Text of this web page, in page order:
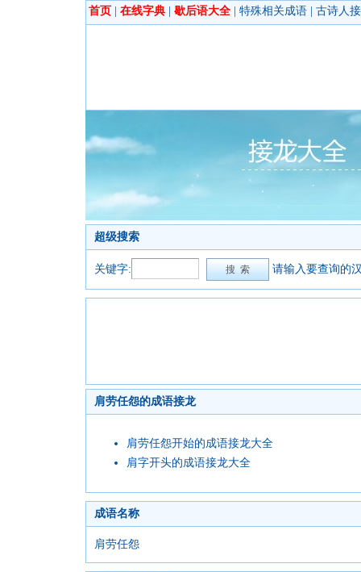
首页 在线字典 歇后语大全 特殊相关成语 古诗人
超级搜索
关键字: 请输入要查询的
肩劳任怨的成语接龙
肩劳任怨开始的成语接龙大全
肩字开头的成语接龙大全
成语名称
肩劳任怨